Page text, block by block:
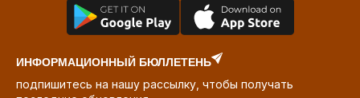
ИНФОРМАЦИОННЫЙ БЮЛЛЕТЕНЬ
подпишитесь на нашу рассылку, чтобы получать